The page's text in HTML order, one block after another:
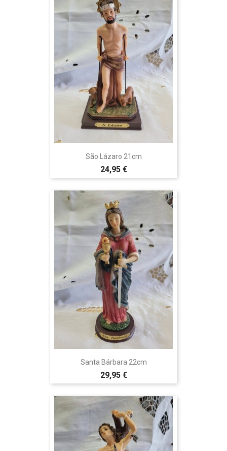
São Lázaro 21cm
24,95 €
Santa Bárbara 22cm
29,95 €